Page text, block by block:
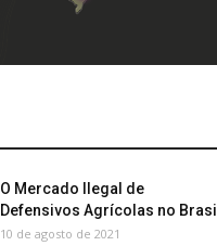
O Mercado Ilegal de
Defensivos Agrícolas no Brasil
10 de agosto de 2021